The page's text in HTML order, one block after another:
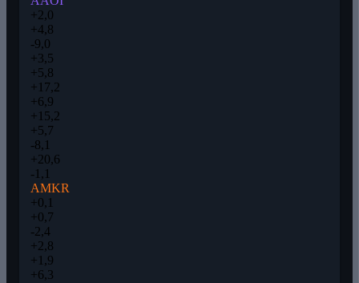
+2,0
+4,8
-9,0
+3,5
+5,8
+17,2
+6,9
+15,2
+5,7
-8,1
+20,6
-1,1
AMKR
+0,1
+0,7
-2,4
+2,8
+1,9
+6,3